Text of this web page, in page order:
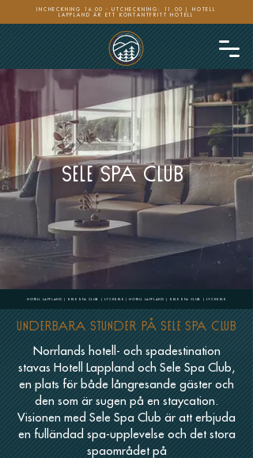
INCHECKNING 16.00 - UTCHECKNING: 11.00 | HOTELL
LAPPLAND ÄR ETT KONTANTFRITT HOTELL
SELE SPA CLUB
HOTELL LAPPLAND | SELE SPA CLUB | LYCKSELE | HOTELL LAPPLAND | SELE SPA CLUB | LYCKSELE
UNDERBARA STUNDER PÅ Sele Spa Club
Norrlands hotell- och spadestination
stavas Hotell Lappland och Sele Spa Club,
en plats för både långresande gäster och
den som är sugen på en staycation.
Visionen med Sele Spa Club är att erbjuda
en fulländad spa-upplevelse och det stora
spaområdet på